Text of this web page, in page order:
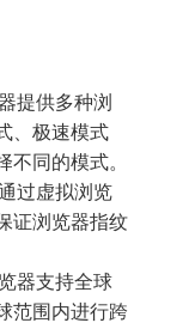
提供多种浏
、极速模式
同的模式。
过虚拟浏览
证浏览器指纹
器支持全球
范围内进行跨